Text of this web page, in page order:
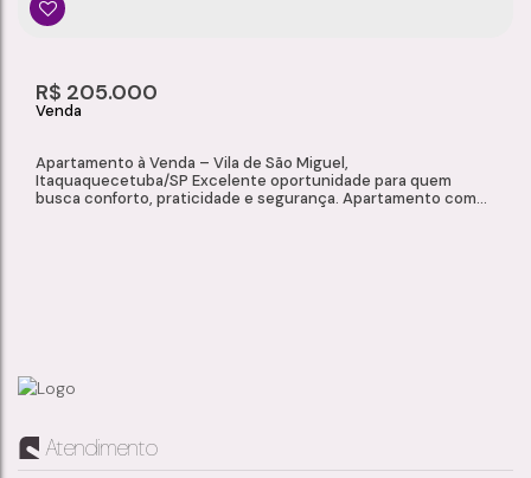
R$ 205.000
Cidade Kemel,Itaquaquecetuba,São Paulo,Brasil
Apartamento à Venda – Vila de São Miguel,
Itaquaquecetuba/SP Excelente oportunidade para quem
busca conforto, praticidade e segurança. Apartamento com
Atendimento